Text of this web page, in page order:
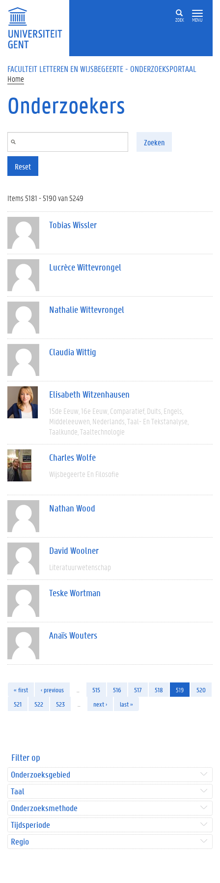
Overslaan en naar de inhoud gaan
ZOEK MENU
FACULTEIT LETTEREN EN WIJSBEGEERTE - ONDERZOEKSPORTAAL
Home
Onderzoekers
Zoeken
Reset
Items 5181 - 5190 van 5249
Tobias Wissler
Lucrèce Wittevrongel
Nathalie Wittevrongel
Claudia Wittig
Elisabeth Witzenhausen
15de Eeuw 16e Eeuw Comparatief Duits Engels
Middeleeuwen Nederlands Taal- En Tekstanalyse
Taalkunde Taaltechnologie
Charles Wolfe
Wijsbegeerte En Filosofie
Nathan Wood
David Woolner
Literatuurwetenschap
Teske Wortman
Anaïs Wouters
« first ‹ previous 515 516 517 518 519
520
521
522 523 next › last »
Filter op
Onderzoeksgebied
Taal
Onderzoeksmethode
Tijdsperiode
Regio